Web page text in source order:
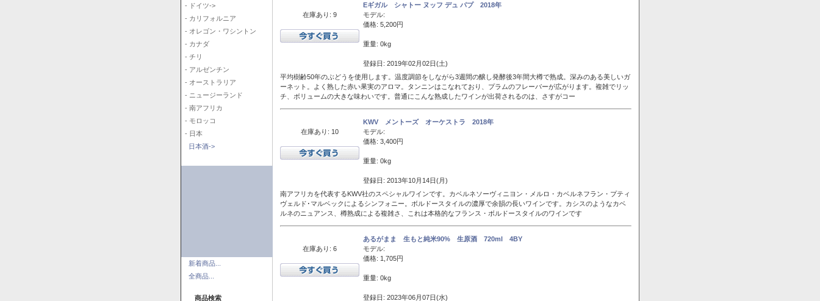
- ドイツ->
- カリフォルニア
- オレゴン・ワシントン
- カナダ
- チリ
- アルゼンチン
- オーストラリア
- ニュージーランド
- 南アフリカ
- モロッコ
- 日本
日本酒->
新着商品...
全商品...
商品検索
在庫あり: 9
Eギガル シャトー ヌッフ デュ パプ 2018年
モデル:
価格: 5,200円
重量: 0kg
登録日: 2019年02月02日(土)
平均樹齢50年のぶどうを使用します。温度調節をしながら3週間の醸し発酵後3年間大樽で熟成。深みのある美しいガ
ーネット。よく熟した赤い果実のアロマ。タンニンはこなれており、プラムのフレーバーが広がります。複雑でリッ
チ、ボリュームの大きな味わいです。普通にこんな熟成したワインが出荷されるのは、さすがコー
在庫あり: 10
KWV メントーズ オーケストラ 2018年
モデル:
価格: 3,400円
重量: 0kg
登録日: 2013年10月14日(月)
南アフリカを代表するKWV社のスペシャルワインです。カベルネソーヴィニヨン・メルロ・カベルネフラン・プティ
ヴェルド･マルベックによるシンフォニー。ボルドースタイルの濃厚で余韻の長いワインです。カシスのようなカベ
ルネのニュアンス、樽熟成による複雑さ、これは本格的なフランス・ボルドースタイルのワインです
在庫あり: 6
あるがまま 生もと純米90% 生原酒 720ml 4BY
モデル:
価格: 1,705円
重量: 0kg
登録日: 2023年06月07日(水)